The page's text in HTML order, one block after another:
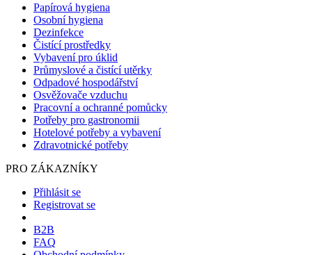
Papírová hygiena
Osobní hygiena
Dezinfekce
Čistící prostředky
Vybavení pro úklid
Průmyslové a čistící utěrky
Odpadové hospodářství
Osvěžovače vzduchu
Pracovní a ochranné pomůcky
Potřeby pro gastronomii
Hotelové potřeby a vybavení
Zdravotnické potřeby
PRO ZÁKAZNÍKY
Přihlásit se
Registrovat se
B2B
FAQ